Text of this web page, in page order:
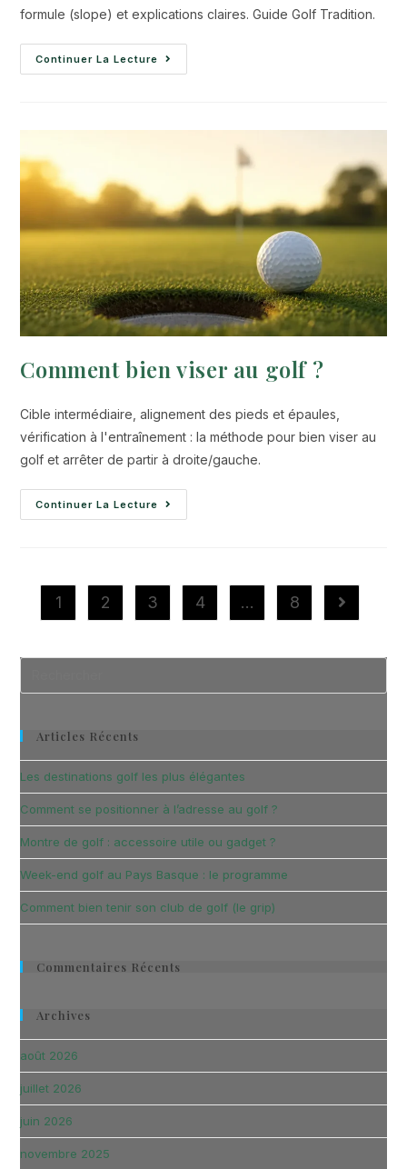
formule (slope) et explications claires. Guide Golf Tradition.
Continuer La Lecture
Comment bien viser au golf ?
Cible intermédiaire, alignement des pieds et épaules,
vérification à l'entraînement : la méthode pour bien viser au
golf et arrêter de partir à droite/gauche.
Continuer La Lecture
1 2 3 4 … 8
Articles Récents
Les destinations golf les plus élégantes
Comment se positionner à l’adresse au golf ?
Montre de golf : accessoire utile ou gadget ?
Week-end golf au Pays Basque : le programme
Comment bien tenir son club de golf (le grip)
Commentaires Récents
Archives
août 2026
juillet 2026
juin 2026
novembre 2025